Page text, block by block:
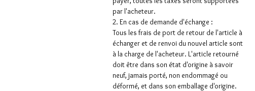
par l'acheteur.
2. En cas de demande d'échange :
Tous les frais de port de retour de l'article à
échanger et de renvoi du nouvel article sont
à la charge de l'acheteur. L'article retourné
doit être dans son état d'origine à savoir
neuf, jamais porté, non endommagé ou
déformé, et dans son emballage d'origine.